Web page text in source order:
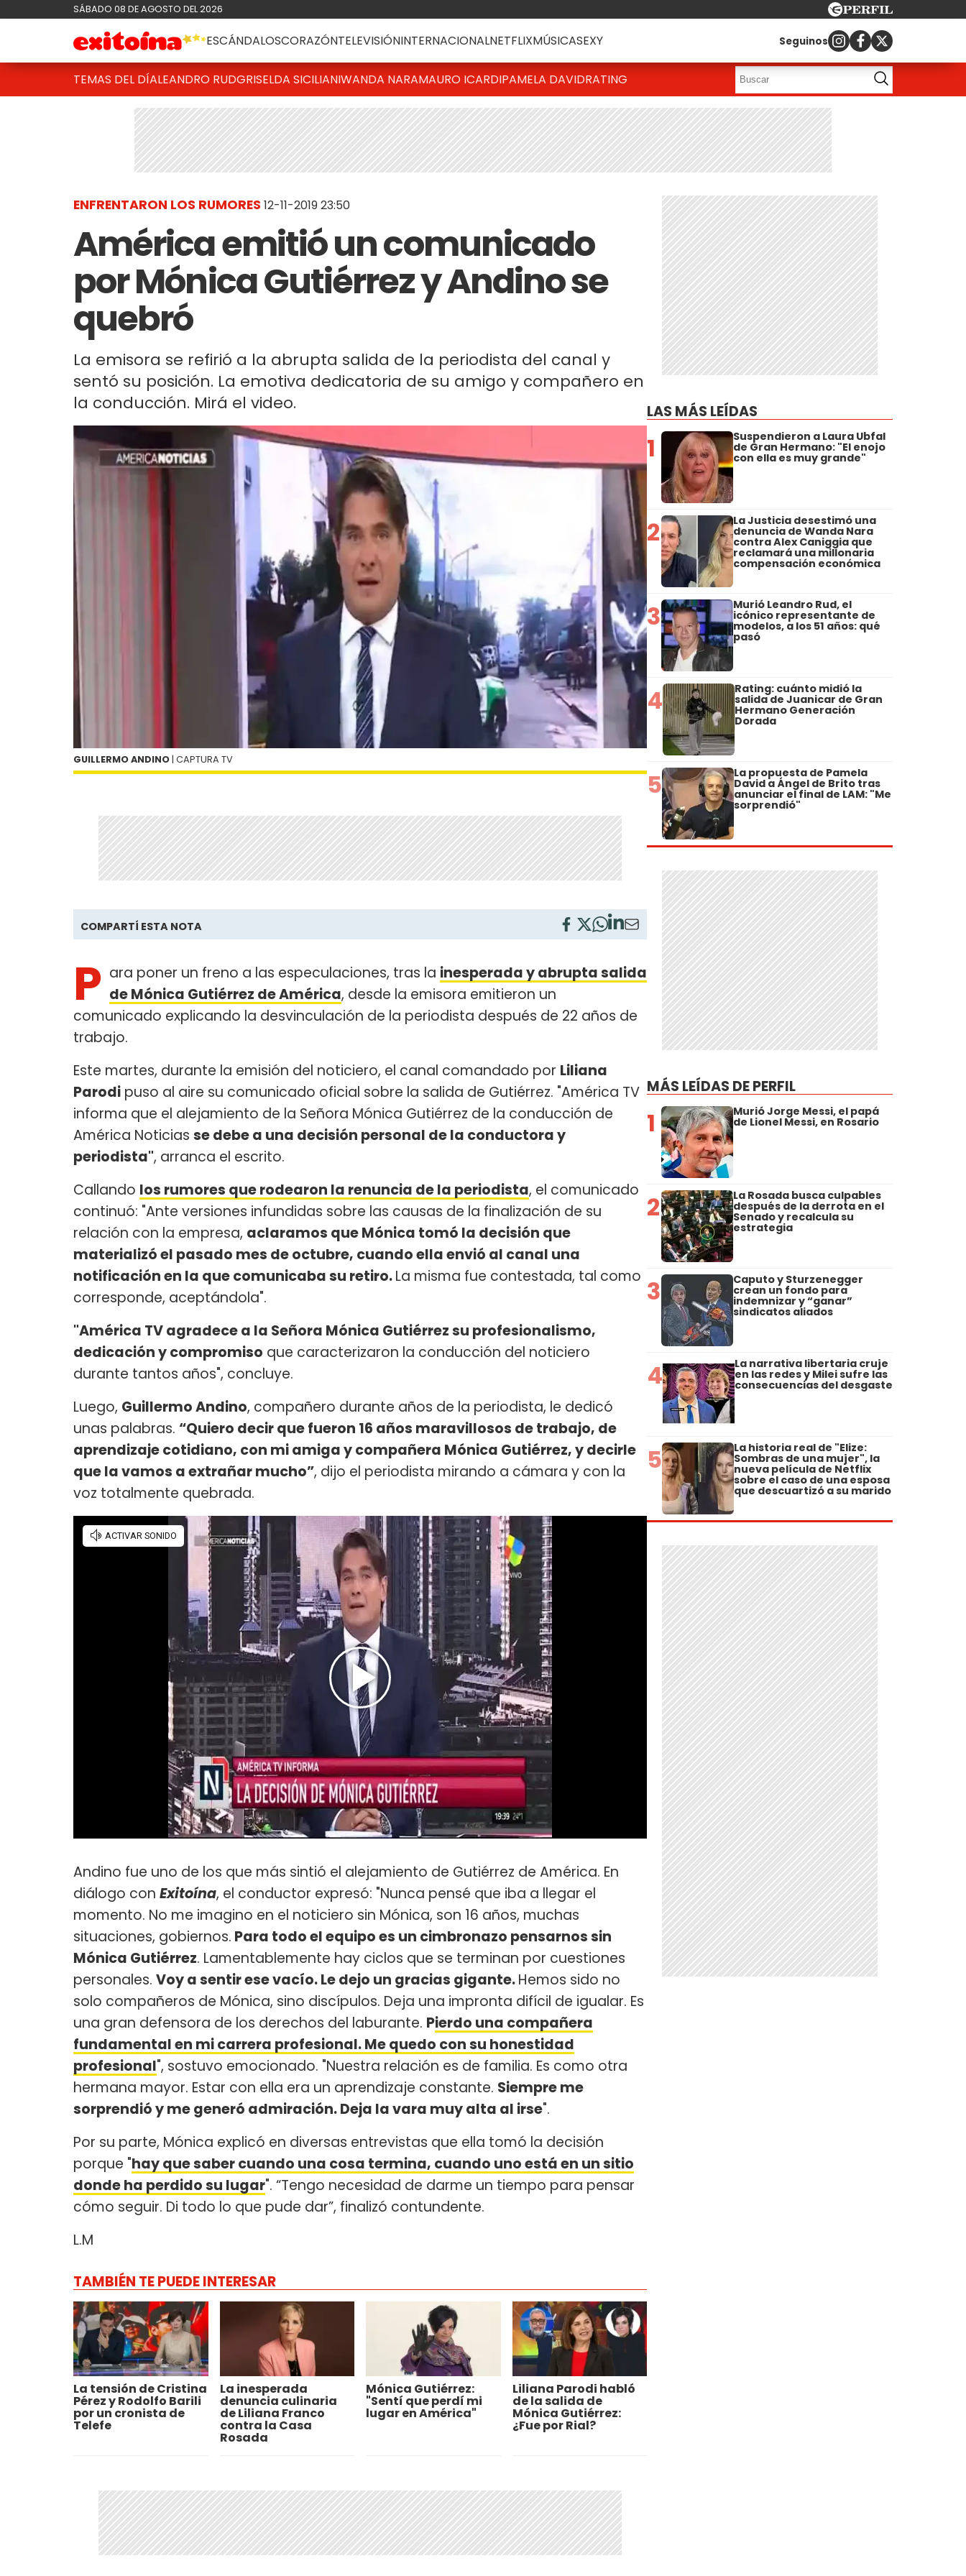
SÁBADO 08 DE AGOSTO DEL 2026
ESCÁNDALOSCORAZÓNTELEVISIÓNINTERNACIONALNETFLIXMÚSICASEXY Seguinos
TEMAS DEL DÍALEANDRO RUDGRISELDA SICILIANIWANDA NARAMAURO ICARDIPAMELA DAVIDRATING
ENFRENTARON LOS RUMORES 12-11-2019 23:50
América emitió un comunicado
por Mónica Gutiérrez y Andino se
quebró
La emisora se refirió a la abrupta salida de la periodista del canal y
sentó su posición. La emotiva dedicatoria de su amigo y compañero en
la conducción. Mirá el video.
GUILLERMO ANDINO | CAPTURA TV
COMPARTÍ ESTA NOTA
P ara poner un freno a las especulaciones, tras la inesperada y abrupta salida
de Mónica Gutiérrez de América, desde la emisora emitieron un
comunicado explicando la desvinculación de la periodista después de 22 años de
trabajo.
Este martes, durante la emisión del noticiero, el canal comandado por Liliana
Parodi puso al aire su comunicado oficial sobre la salida de Gutiérrez. "América TV
informa que el alejamiento de la Señora Mónica Gutiérrez de la conducción de
América Noticias se debe a una decisión personal de la conductora y
periodista", arranca el escrito.
Callando los rumores que rodearon la renuncia de la periodista, el comunicado
continuó: "Ante versiones infundidas sobre las causas de la finalización de su
relación con la empresa, aclaramos que Mónica tomó la decisión que
materializó el pasado mes de octubre, cuando ella envió al canal una
notificación en la que comunicaba su retiro.La misma fue contestada, tal como
corresponde, aceptándola".
"América TV agradece a la Señora Mónica Gutiérrez su profesionalismo,
dedicación y compromiso que caracterizaron la conducción del noticiero
durante tantos años", concluye.
Luego, Guillermo Andino, compañero durante años de la periodista, le dedicó
unas palabras. “Quiero decir que fueron 16 años maravillosos de trabajo, de
aprendizaje cotidiano, con mi amiga y compañera Mónica Gutiérrez, y decirle
que la vamos a extrañar mucho”, dijo el periodista mirando a cámara y con la
voz totalmente quebrada.
Andino fue uno de los que más sintió el alejamiento de Gutiérrez de América. En
diálogo con Exitoína, el conductor expresó: "Nunca pensé que iba a llegar el
momento. No me imagino en el noticiero sin Mónica, son 16 años, muchas
situaciones, gobiernos. Para todo el equipo es un cimbronazo pensarnos sin
Mónica Gutiérrez. Lamentablemente hay ciclos que se terminan por cuestiones
personales. Voy a sentir ese vacío. Le dejo un gracias gigante.Hemos sido no
solo compañeros de Mónica, sino discípulos. Deja una impronta difícil de igualar. Es
una gran defensora de los derechos del laburante. Pierdo una compañera
fundamental en mi carrera profesional. Me quedo con su honestidad
profesional", sostuvo emocionado. "Nuestra relación es de familia. Es como otra
hermana mayor. Estar con ella era un aprendizaje constante. Siempre me
sorprendió y me generó admiración. Deja la vara muy alta al irse".
Por su parte, Mónica explicó en diversas entrevistas que ella tomó la decisión
porque "hay que saber cuando una cosa termina, cuando uno está en un sitio
donde ha perdido su lugar". “Tengo necesidad de darme un tiempo para pensar
cómo seguir. Di todo lo que pude dar”, finalizó contundente.
L.M
TAMBIÉN TE PUEDE INTERESAR
La tensión de Cristina
Pérez y Rodolfo Barili
por un cronista de
Telefe
La inesperada
denuncia culinaria
de Liliana Franco
contra la Casa
Rosada
Mónica Gutiérrez:
"Sentí que perdí mi
lugar en América"
Liliana Parodi habló
de la salida de
Mónica Gutiérrez:
¿Fue por Rial?
LAS MÁS LEÍDAS
1 Suspendieron a Laura Ubfal
de Gran Hermano: "El enojo
con ella es muy grande"
2 La Justicia desestimó una
denuncia de Wanda Nara
contra Alex Caniggia que
reclamará una millonaria
compensación económica
3 Murió Leandro Rud, el
icónico representante de
modelos, a los 51 años: qué
pasó
4 Rating: cuánto midió la
salida de Juanicar de Gran
Hermano Generación
Dorada
5 La propuesta de Pamela
David a Ángel de Brito tras
anunciar el final de LAM: "Me
sorprendió"
MÁS LEÍDAS DE PERFIL
1 Murió Jorge Messi, el papá
de Lionel Messi, en Rosario
2 La Rosada busca culpables
después de la derrota en el
Senado y recalcula su
estrategia
3 Caputo y Sturzenegger
crean un fondo para
indemnizar y “ganar”
sindicatos aliados
4 La narrativa libertaria cruje
en las redes y Milei sufre las
consecuencias del desgaste
5 La historia real de "Elize:
Sombras de una mujer", la
nueva película de Netflix
sobre el caso de una esposa
que descuartizó a su marido